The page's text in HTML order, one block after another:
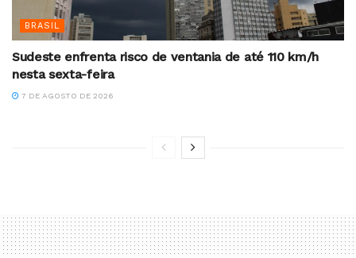
BRASIL
Sudeste enfrenta risco de ventania de até 110 km/h
nesta sexta-feira
7 DE AGOSTO DE 2026